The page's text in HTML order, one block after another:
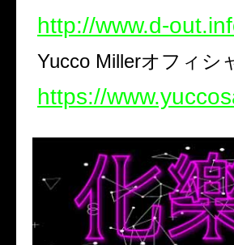
http://www.d-
Yucco Millerオフィシ
https://